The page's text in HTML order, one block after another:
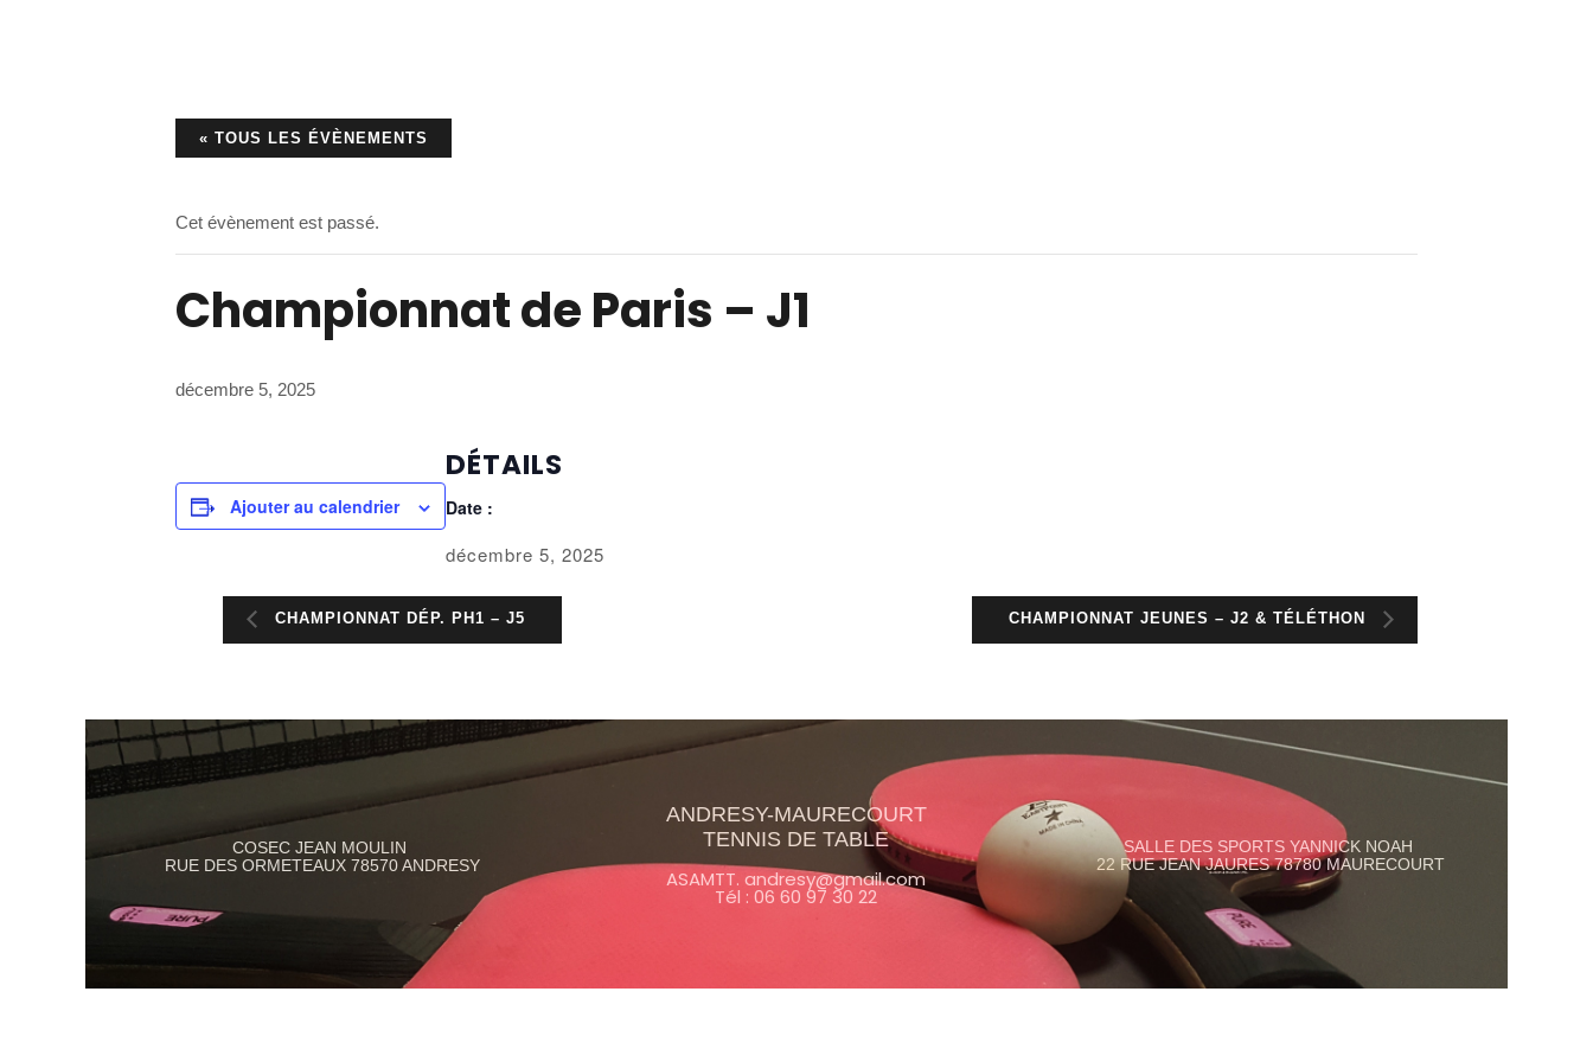
« TOUS LES ÉVÈNEMENTS
Cet évènement est passé.
Championnat de Paris – J1
décembre 5, 2025
Ajouter au calendrier
DÉTAILS
Date :
décembre 5, 2025
CHAMPIONNAT DÉP. PH1 – J5 CHAMPIONNAT JEUNES – J2 & TÉLÉTHON
COSEC JEAN MOULIN
RUE DES ORMETEAUX 78570 ANDRESY
ANDRESY-MAURECOURT
TENNIS DE TABLE
ASAMTT. andresy@gmail.com
Tél : 06 60 97 30 22
SALLE DES SPORTS YANNICK NOAH
22 RUE JEAN JAURES 78780 MAURECOURT